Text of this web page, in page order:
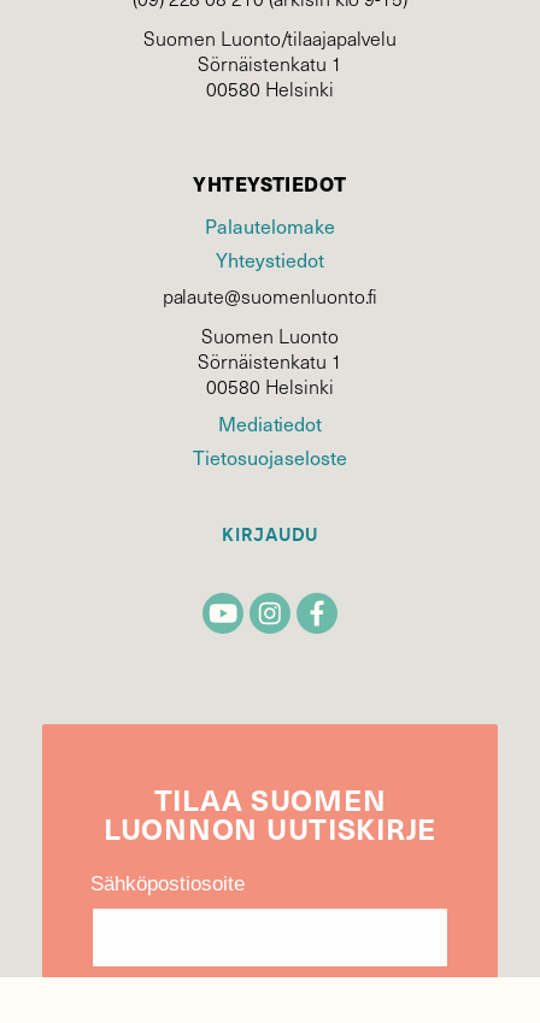
Suomen Luonto/tilaajapalvelu
Sörnäistenkatu 1
00580 Helsinki
YHTEYSTIEDOT
Palautelomake
Yhteystiedot
palaute@suomenluonto.fi
Suomen Luonto
Sörnäistenkatu 1
00580 Helsinki
Mediatiedot
Tietosuojaseloste
KIRJAUDU
TILAA SUOMEN
LUONNON UUTIS­KIRJE
Sähköpostiosoite